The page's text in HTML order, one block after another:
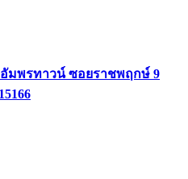
มพรทาวน์ ซอยราชพฤกษ์ 9